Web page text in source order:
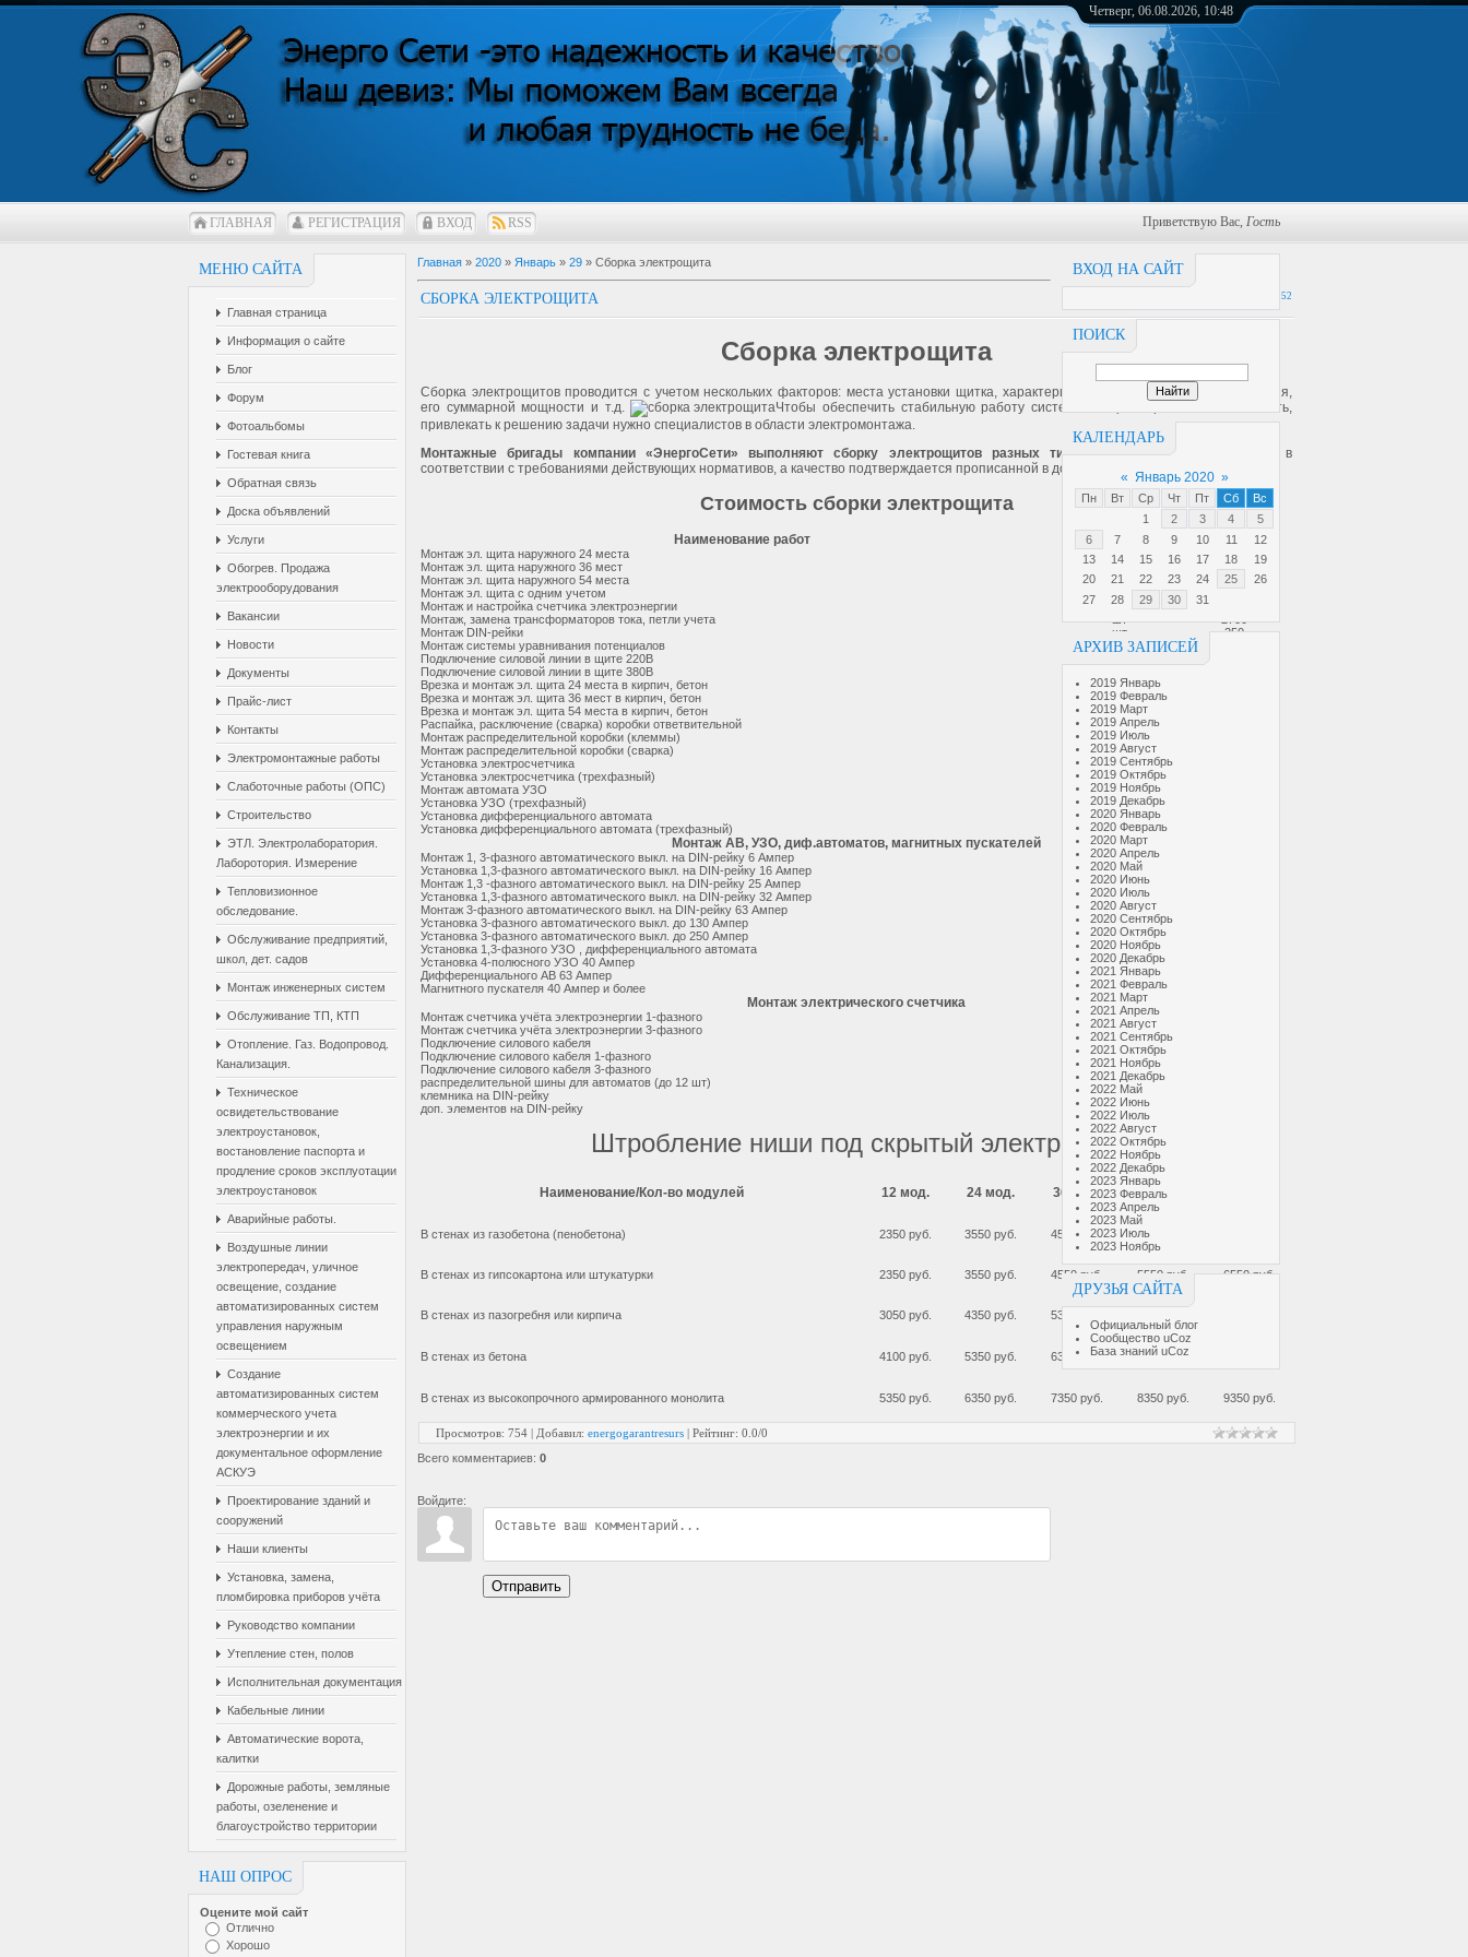
Четверг, 06.08.2026, 10:48
ГЛАВНАЯ РЕГИСТРАЦИЯ ВХОД RSS Приветствую Вас, Гость
МЕНЮ САЙТА
Главная страница
Информация о сайте
Блог
Форум
Фотоальбомы
Гостевая книга
Обратная связь
Доска объявлений
Услуги
Обогрев. Продажа
электрооборудования
Вакансии
Новости
Документы
Прайс-лист
Контакты
Электромонтажные работы
Слаботочные работы (ОПС)
Строительство
ЭТЛ. Электролаборатория.
Лаборотория. Измерение
Тепловизионное
обследование.
Обслуживание предприятий,
школ, дет. садов
Монтаж инженерных систем
Обслуживание ТП, КТП
Отопление. Газ. Водопровод.
Канализация.
Техническое
освидетельствование
электроустановок,
востановление паспорта и
продление сроков эксплуотации
электроустановок
Аварийные работы.
Воздушные линии
электропередач, уличное
освещение, создание
автоматизированных систем
управления наружным
освещением
Создание
автоматизированных систем
коммерческого учета
электроэнергии и их
документальное оформление
АСКУЭ
Проектирование зданий и
сооружений
Наши клиенты
Установка, замена,
пломбировка приборов учёта
Руководство компании
Утепление стен, полов
Исполнительная документация
Кабельные линии
Автоматические ворота,
калитки
Дорожные работы, земляные
работы, озеленение и
благоустройство территории
НАШ ОПРОС
Оцените мой сайт
Отлично
Хорошо
ВХОД НА САЙТ
ПОИСК
КАЛЕНДАРЬ
« Январь 2020 »
Пн Вт Ср Чт Пт Сб
Вс
1
2 3 4
5
6
7 8 9 10 11
12
13
14 15 16 17 18
19
20
21 22 23 24 25
26
27
28 29 30 31
АРХИВ ЗАПИСЕЙ
2019 Январь
2019 Февраль
2019 Март
2019 Апрель
2019 Июль
2019 Август
2019 Сентябрь
2019 Октябрь
2019 Ноябрь
2019 Декабрь
2020 Январь
2020 Февраль
2020 Март
2020 Апрель
2020 Май
2020 Июнь
2020 Июль
2020 Август
2020 Сентябрь
2020 Октябрь
2020 Ноябрь
2020 Декабрь
2021 Январь
2021 Февраль
2021 Март
2021 Апрель
2021 Август
2021 Сентябрь
2021 Октябрь
2021 Ноябрь
2021 Декабрь
2022 Май
2022 Июнь
2022 Июль
2022 Август
2022 Октябрь
2022 Ноябрь
2022 Декабрь
2023 Январь
2023 Февраль
2023 Апрель
2023 Май
2023 Июль
2023 Ноябрь
ДРУЗЬЯ САЙТА
Официальный блог
Сообщество uCoz
База знаний uCoz
Главная » 2020 » Январь » 29 » Сборка электрощита
21:52
СБОРКА ЭЛЕКТРОЩИТА
Сборка электрощита
Сборка электрощитов проводится с учетом нескольких факторов: места установки щитка, характеристик подключаемого оборудования,
его суммарной мощности и т.д.
Чтобы обеспечить стабильную работу системы и гарантировать безопасность,
привлекать к решению задачи нужно специалистов в области электромонтажа.
Монтажные бригады компании «ЭнергоСети» выполняют сборку электрощитов разных типов.Все работы выполняются в
соответствии с требованиями действующих нормативов, а качество подтверждается прописанной в договоре гарантией.
Стоимость сборки электрощита
Наименование работ Ед. изм. Цена/руб.
Монтаж эл. щита наружного 24 места шт
2500
Монтаж эл. щита наружного 36 мест
шт
3800
Монтаж эл. щита наружного 54 места
шт
8000
Монтаж эл. щита с одним учетом
шт
от 3400
Монтаж и настройка счетчика электроэнергии
шт
Монтаж, замена трансформаторов тока, петли учета
шт
2700
Монтаж DIN-рейки
шт
250
Монтаж системы уравнивания потенциалов
шт
Подключение силовой линии в щите 220В
Подключение силовой линии в щите 380В
Врезка и монтаж эл. щита 24 места в кирпич, бетон
шт
Врезка и монтаж эл. щита 36 мест в кирпич, бетон
шт
Врезка и монтаж эл. щита 54 места в кирпич, бетон
шт
Распайка, расключение (сварка) коробки ответвительной
шт
Монтаж распределительной коробки (клеммы)
шт
Монтаж распределительной коробки (сварка)
шт
Установка электросчетчика
шт
Установка электросчетчика (трехфазный)
шт
Монтаж автомата УЗО
шт
Установка УЗО (трехфазный)
шт
Установка дифференциального автомата
шт
Установка дифференциального автомата (трехфазный)
шт
Монтаж АВ, УЗО, диф.автоматов, магнитных пускателей
Монтаж 1, 3-фазного автоматического выкл. на DIN-рейку 6 Ампер шт
Установка 1,3-фазного автоматического выкл. на DIN-рейку 16 Ампер
шт
Монтаж 1,3 -фазного автоматического выкл. на DIN-рейку 25 Ампер
шт
Установка 1,3-фазного автоматического выкл. на DIN-рейку 32 Ампер
шт
Монтаж 3-фазного автоматического выкл. на DIN-рейку 63 Ампер
шт
Установка 3-фазного автоматического выкл. до 130 Ампер
шт
Установка 3-фазного автоматического выкл. до 250 Ампер
шт
Установка 1,3-фазного УЗО , дифференциального автомата
шт
Установка 4-полюсного УЗО 40 Ампер
шт
Дифференциального АВ 63 Ампер
шт
Магнитного пускателя 40 Ампер и более
шт
Монтаж электрического счетчика
Монтаж счетчика учёта электроэнергии 1-фазного шт
Монтаж счетчика учёта электроэнергии 3-фазного
шт
Подключение силового кабеля
шт
Подключение силового кабеля 1-фазного
шт
Подключение силового кабеля 3-фазного
шт
распределительной шины для автоматов (до 12 шт)
шт
клемника на DIN-рейку
шт
доп. элементов на DIN-рейку
шт
Штробление ниши под скрытый электрощит
Наименование/Кол-во модулей 12 мод. 24 мод. 36 мод. 48 мод.
В стенах из газобетона (пенобетона) 2350 руб. 3550 руб. 4550 руб. 5550 руб.
В стенах из гипсокартона или штукатурки 2350 руб. 3550 руб. 4550 руб. 5550 руб. 6550 руб.
В стенах из пазогребня или кирпича 3050 руб. 4350 руб. 5350 руб.
В стенах из бетона 4100 руб. 5350 руб. 6350 руб. 7350 руб.
В стенах из высокопрочного армированного монолита 5350 руб. 6350 руб. 7350 руб. 8350 руб. 9350 руб.
Просмотров: 754 | Добавил: energogarantresurs | Рейтинг: 0.0/0
Всего комментариев: 0
Войдите:
Отправить